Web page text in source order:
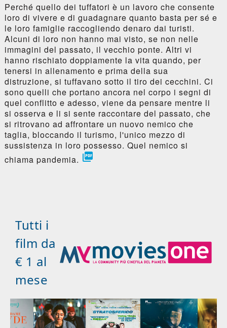
Perché quello dei tuffatori è un lavoro che consente
loro di vivere e di guadagnare quanto basta per sé e
le loro famiglie raccogliendo denaro dai turisti.
Alcuni di loro non hanno mai visto, se non nelle
immagini del passato, il vecchio ponte. Altri vi
hanno rischiato doppiamente la vita quando, per
tenersi in allenamento e prima della sua
distruzione, si tuffavano sotto il tiro dei cecchini. Ci
sono quelli che portano ancora nel corpo i segni di
quel conflitto e adesso, viene da pensare mentre li
si osserva e li si sente raccontare del passato, che
si ritrovano ad affrontare un nuovo nemico che
taglia, bloccando il turismo, l'unico mezzo di
sussistenza in loro possesso. Quel nemico si
chiama pandemia. 
Tutti i
film da
€ 1 al
mese